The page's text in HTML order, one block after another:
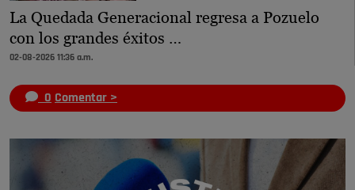
La Quedada Generacional regresa a Pozuelo
con los grandes éxitos …
02-08-2026 11:36 a.m.
0 Comentar >